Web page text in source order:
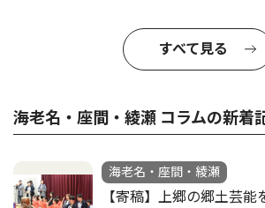
すべて見る
海老名・座間・綾瀬 コラムの新着
海老名・座間・綾瀬
【寄稿】上郷の郷土芸能